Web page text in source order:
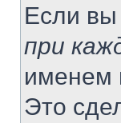
Если
при
именем
Это